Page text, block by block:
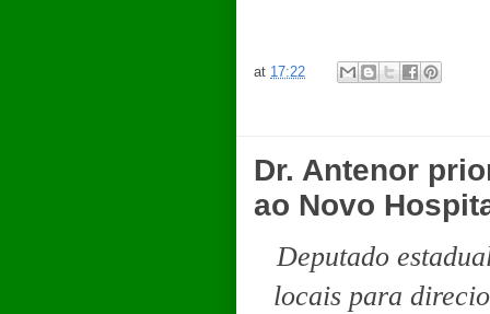
at 17:22
Dr. Antenor
ao Novo
Deputado
locais para